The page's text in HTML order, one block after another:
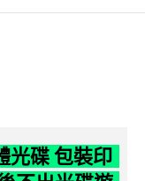
光碟 包裝印